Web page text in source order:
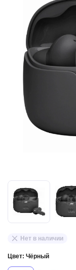
Нет в наличии
Цвет: Чёрный